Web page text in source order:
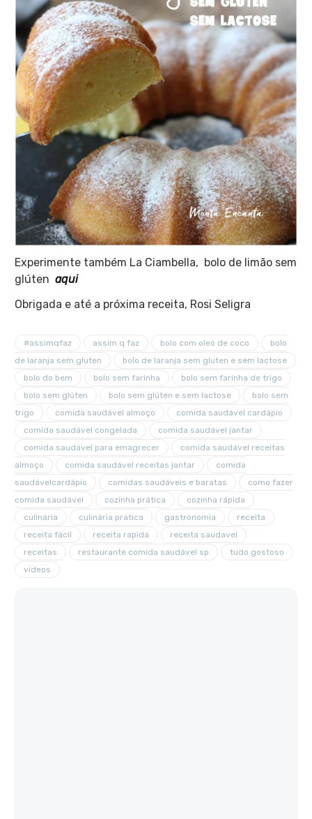
Experimente também La Ciambella, bolo de limão sem
glúten aqui
Obrigada e até a próxima receita, Rosi Seligra
#assimqfaz assim q faz bolo com oleo de coco
bolo
de laranja sem gluten
bolo de laranja sem gluten e sem lactose
bolo do bem
bolo sem farinha
bolo sem farinha de trigo
bolo sem glúten
bolo sem glúten e sem lactose
bolo sem
trigo
comida saudável almoço
comida saudável cardápio
comida saudável congelada
comida saudável jantar
comida saudável para emagrecer
comida saudável receitas
almoço
comida saudável receitas jantar
comida
saudávelcardápio
comidas saudáveis e baratas
como fazer
comida saudável
cozinha prática
cozinha rápida
culinária
culinária pratica gastronomia
receita
receita fácil
receita rapida
receita saudavel
receitas
restaurante comida saudável sp
tudo gostoso
videos